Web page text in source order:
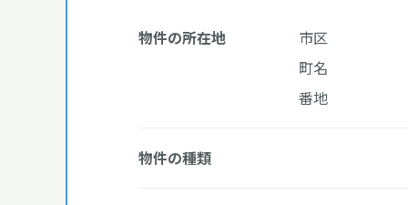
物件の所在地
市区
町名
番地
物件の種類